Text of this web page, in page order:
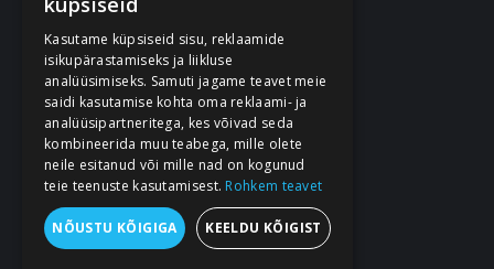
Müügitingimused
Privaatsustingimused
Kasutame küpsiseid sisu, reklaamide
isikupärastamiseks ja liikluse
analüüsimiseks. Samuti jagame teavet meie
saidi kasutamise kohta oma reklaami- ja
analüüsipartneritega, kes võivad seda
kombineerida muu teabega, mille olete
neile esitanud või mille nad on kogunud
teie teenuste kasutamisest. Rohkem teavet
NÕUSTU KÕIGIGA KEELDU KÕIGIST